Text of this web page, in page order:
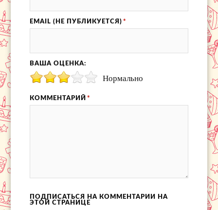
EMAIL (НЕ ПУБЛИКУЕТСЯ) *
ВАША ОЦЕНКА:
Нормально
КОММЕНТАРИЙ *
ПОДПИСАТЬСЯ НА КОММЕНТАРИИ НА
ЭТОЙ СТРАНИЦЕ